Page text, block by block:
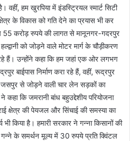
वहीं, हम खुरपिया में इंडस्ट्रियल स्मार्ट सिटी
के विकास को गति देने का प्रयास भी कर
करोड़ रुपये की लागत से मानूनगर-गदरपुर
को जोड़ने वाले मोटर मार्ग के चौड़ीकरण
हैं। उन्होंने कहा कि हम जहां एक ओर लगभग
बाईपास निर्माण करा रहे हैं, वहीं, रूद्रपुर
से जोड़ने वाली चार लेन सड़कों का
कहा कि जमरानी बांध बहुउद्देशीय परियोजना
क्षेत्र की पेयजल और सिंचाई की समस्या का
भी किया है। हमारी सरकार ने गन्ना किसानों की
के समर्थन मूल्य में 30 रुपये प्रति क्विंटल